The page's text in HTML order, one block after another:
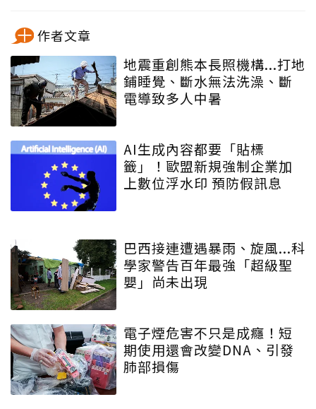
作者文章
地震重創熊本長照機構...打地
鋪睡覺、斷水無法洗澡、斷
電導致多人中暑
AI生成內容都要「貼標
籤」！歐盟新規強制企業加
上數位浮水印 預防假訊息
巴西接連遭遇暴雨、旋風...科
學家警告百年最強「超級聖
嬰」尚未出現
電子煙危害不只是成癮！短
期使用還會改變DNA、引發
肺部損傷